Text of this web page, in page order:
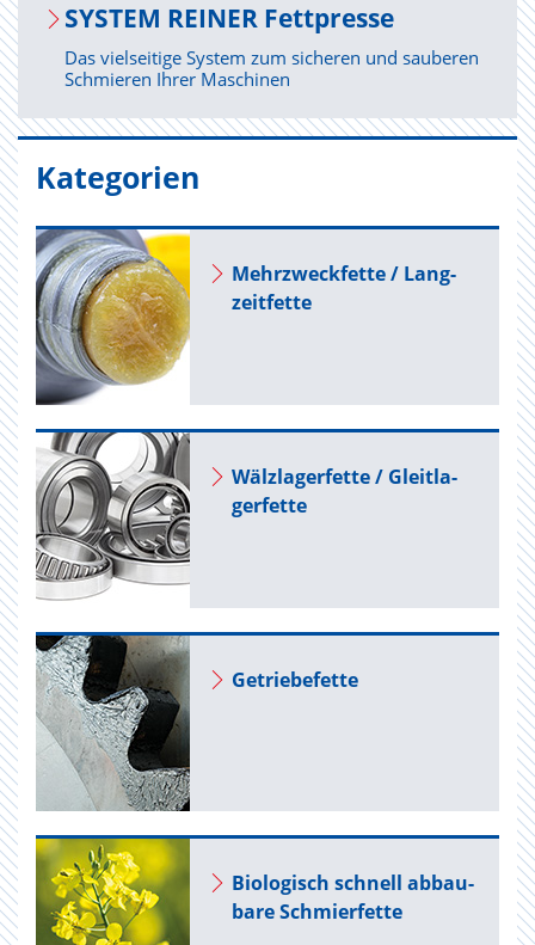
SYS­TEM REI­NER Fett­pres­se
Das vielseitige System zum sicheren und sauberen
Schmieren Ihrer Maschinen
Kategorien
Mehr­zweck­fet­te / Lang­
zeit­fet­te
Wälz­la­ger­fet­te / Gleit­la­
ger­fet­te
Ge­trie­be­fet­te
Bio­lo­gisch schnell ab­bau­
ba­re Schmier­fet­te